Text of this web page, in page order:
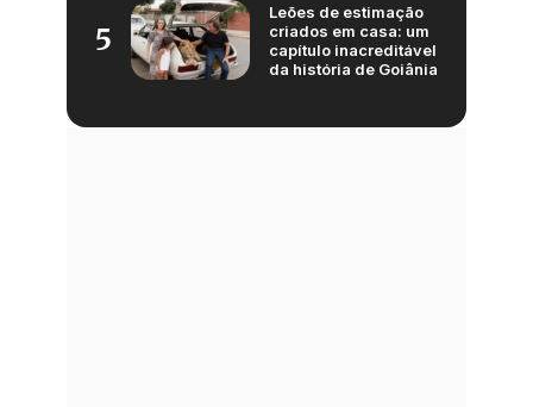
5
Leões de estimação
criados em casa: um
capítulo inacreditável
da história de Goiânia